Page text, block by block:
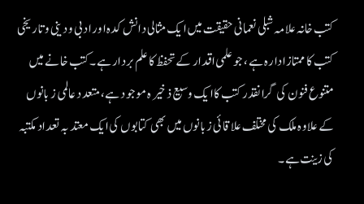
کتب خانہ علامہ شبلی نعمانی حقیقت میں ایک مثالی دانش کدہ اور ادبی ودینی و تاریخی
کتب کا ممتاز ادارہ ہے، جو علمی اقدار کے تحفظ کا علم بردار ہے۔کتب خانے میں
متنوع فنون کی گرانقدر کتب کا ایک وسیع ذخیرہ موجود ہے، متعدد عالمی زبانوں
کے علاوہ ملک کی مختلف علاقائی زبانوں میں بھی کتابوں کی ایک معتد بہ تعداد مکتبہ
کی زینت ہے۔